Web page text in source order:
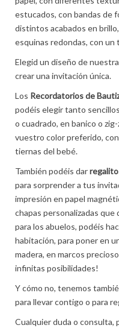
estucados, con bandas de
distintos acabados en
esquinas redondas, con
Elegid un diseño de
crear una invitación única.
Los Recordatorios de
podéis elegir tanto
o cuadrado, en banico o
vuestro color preferido,
tiernas del bebé.
También podéis dar
para sorprender a tus
impresión en papel
chapas personalizadas
para los abuelos, podéis
habitación, para poner en
madera, en marcos
infinitas posibilidades!
Y cómo no, tenemos
para llevar contigo o para
Cualquier duda o consulta,